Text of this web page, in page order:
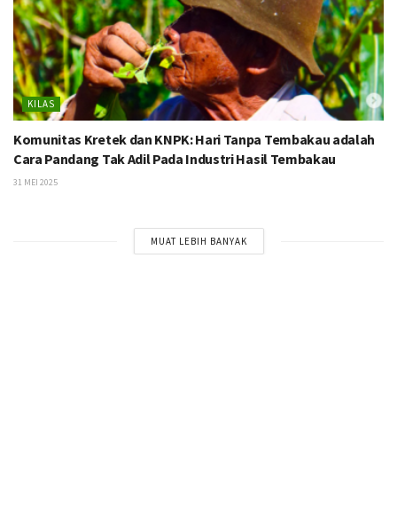
KILAS
Komunitas Kretek dan KNPK: Hari Tanpa Tembakau adalah
Cara Pandang Tak Adil Pada Industri Hasil Tembakau
31 MEI 2025
MUAT LEBIH BANYAK